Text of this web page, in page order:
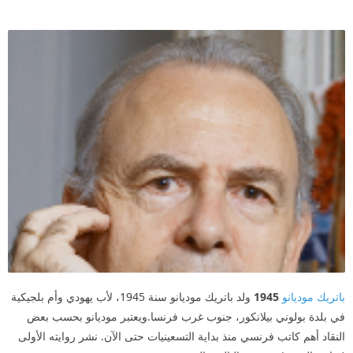
من الصور لمن كان يرتاد مقهى كوندي. كان قد أصبح من روّاده،
هو الآخر، وكان الأمر يتعلق، في نظر الآخرين، كما لو أنه يلتقط
صور العائلة. في ما بعد ظهرت الصُّوَر في ألبوم مكرس لباريس
وكان الشرح عبارة عن أسماء الزبناء الشخصية أو ألقابهم. كانت
صورتها تظهر على العديد من الصور. وكانت تلفت النظر أكثر من
غيرها، كما نقول في لغة السينما. وكانت هي التي يلاحظها المرء،
في أول وهلة، من بين باقي الصور. وكانت في أسفل الصفحة، كان
يُشار إليها، في الشروح، باسم شخصي: "لوكي". "من اليسار إلى
الشمال: زاكارياس، لوكي، طرزان، جون-ميشيل، فْريد، وعلي
شريف.."، "في صدر الصورة، لوكي جالسة إلى منضدة الشرب،
كانت مستقيمة جدا في وقفتها، بينما يظهر الآخرون في أوضاع
ارتخاء، فالمدعو فريد، مثلاً، نام ورأسه متكئة على مقعد قطني
باتريك موديانو 1945
ولد باتريك موديانو سنة 1945، لأب يهودي وأم بلجيكية
في بلدة بولوني بيلانكور، جنوب غرب فرنسا.ويعتبر موديانو بحسب بعض
النقاد أهم كاتب فرنسي منذ بداية التسعينيات حتى الآن. نشر روايته الأولى